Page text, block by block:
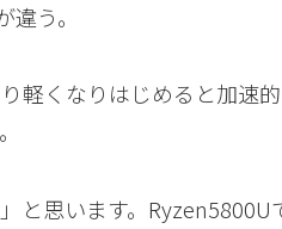
う。
軽くなりはじめると加速
と思います。Ryzen5800U